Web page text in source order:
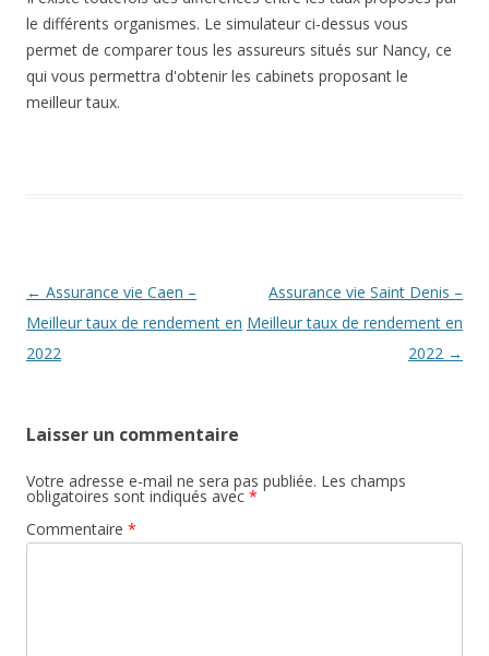
le différents organismes. Le simulateur ci-dessus vous
permet de comparer tous les assureurs situés sur Nancy, ce
qui vous permettra d'obtenir les cabinets proposant le
meilleur taux.
Navigation
des
articles
← Assurance vie Caen –
Meilleur taux de rendement en
2022
Assurance vie Saint Denis –
Meilleur taux de rendement en
2022 →
Laisser un commentaire
Votre adresse e-mail ne sera pas publiée. Les champs
obligatoires sont indiqués avec *
Commentaire *